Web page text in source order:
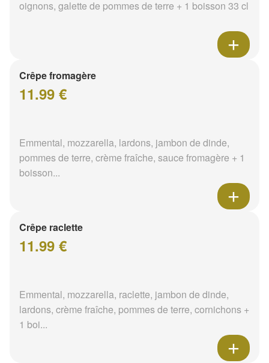
oignons, galette de pommes de terre + 1 boisson 33 cl
Crêpe fromagère
11.99 €
Emmental, mozzarella, lardons, jambon de dinde,
pommes de terre, crème fraîche, sauce fromagère + 1
boisson...
Crêpe raclette
11.99 €
Emmental, mozzarella, raclette, jambon de dinde,
lardons, crème fraîche, pommes de terre, cornichons +
1 boi...